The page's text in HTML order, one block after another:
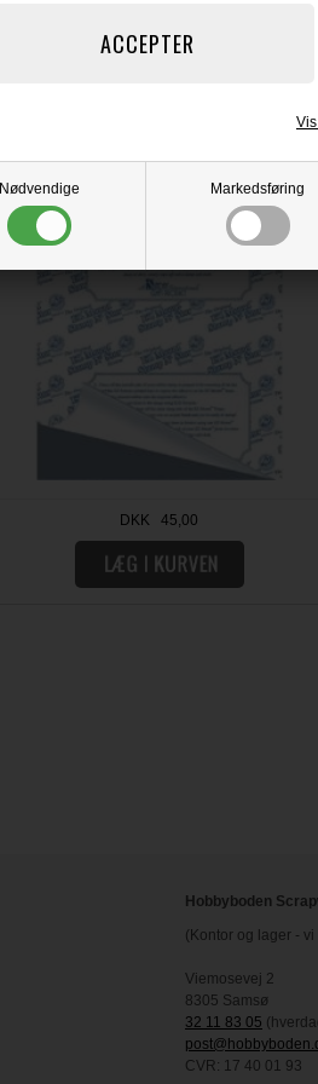
Nødvendige Markedsføring
Relaterede varer
DKK 45,00
Hobbyboden
(Kontor og lager -
Viemosevej 2
8305 Samsø
32 11 83 05
CVR: 17 40 01 93